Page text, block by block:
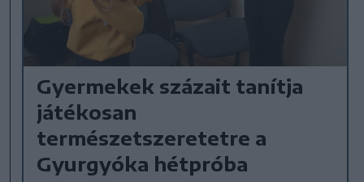
Gyermekek százait tanítja
játékosan
természetszeretetre a
Gyurgyóka hétpróba